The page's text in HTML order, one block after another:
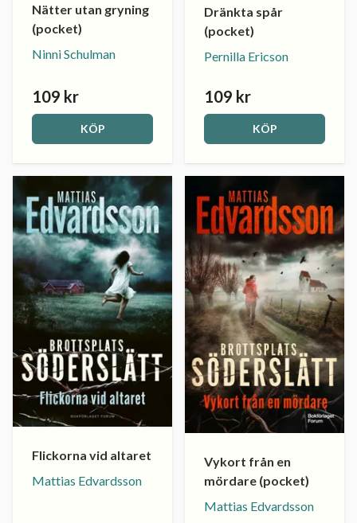
Nätter utan gryning
(pocket)
Ninni Schulman
109 kr
KÖP
Dränkta spår
(pocket)
Pernilla Ericson
109 kr
KÖP
Flickorna vid altaret
Mattias Edvardsson
Vykort från en
mördare (pocket)
Mattias Edvardsson